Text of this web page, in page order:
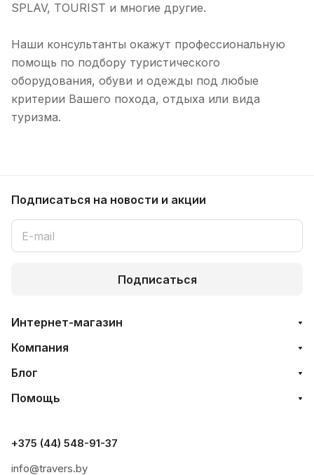
SPLAV, TOURIST и многие другие.
Наши консультанты окажут профессиональную
помощь по подбору туристического
оборудования, обуви и одежды под любые
критерии Вашего похода, отдыха или вида
туризма.
Подписаться на новости и акции
Подписаться
Интернет-магазин
Компания
Блог
Помощь
+375 (44) 548-91-37
info@travers.by